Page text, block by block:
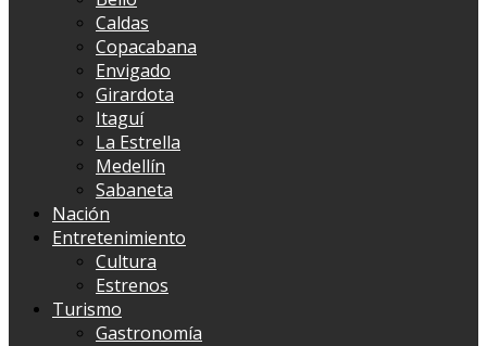
Caldas
Copacabana
Envigado
Girardota
Itaguí
La Estrella
Medellín
Sabaneta
Nación
Entretenimiento
Cultura
Estrenos
Turismo
Gastronomía